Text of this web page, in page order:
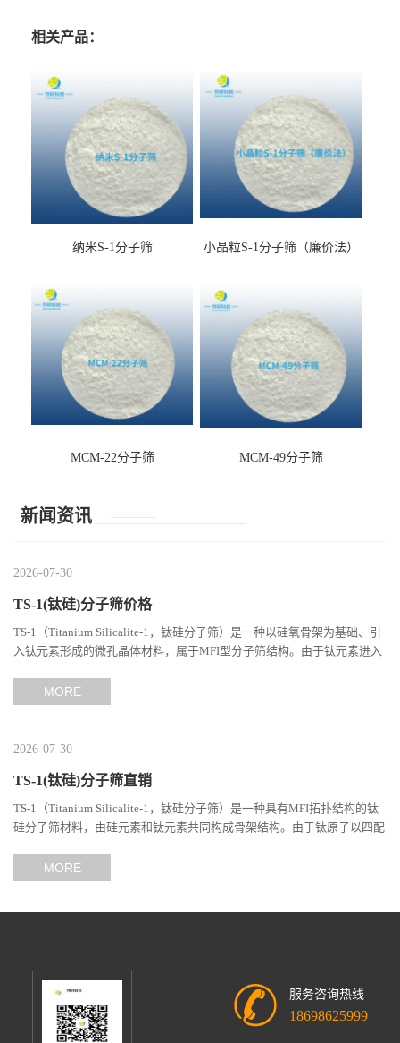
相关产品：
纳米S-1分子筛 小晶粒S-1分子筛（廉价法）
MCM-22分子筛 MCM-49分子筛
新闻资讯
2026-07-30
TS-1(钛硅)分子筛价格
TS-1（Titanium Silicalite-1，钛硅分子筛）是一种以硅氧骨架为基础、引
入钛元素形成的微孔晶体材料，属于MFI型分子筛结构。由于钛元素进入
MORE
2026-07-30
TS-1(钛硅)分子筛直销
TS-1（Titanium Silicalite-1，钛硅分子筛）是一种具有MFI拓扑结构的钛
硅分子筛材料，由硅元素和钛元素共同构成骨架结构。由于钛原子以四配
MORE
服务咨询热线
18698625999